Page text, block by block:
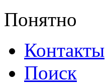
Понятно
Контакты
Поиск